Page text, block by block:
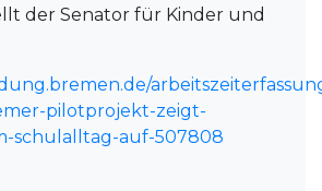
der Senator für Kinder und
pilotprojekt-zeigt-
schulalltag-auf-507808